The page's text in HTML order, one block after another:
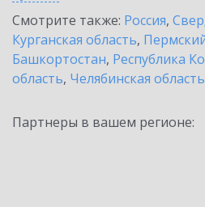
Смотрите также: Россия,
Курганская область,
Башкортостан, Республика
область, Челябинская область
Партнеры в вашем регионе: